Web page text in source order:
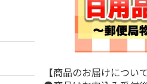
【商品のお届けについて